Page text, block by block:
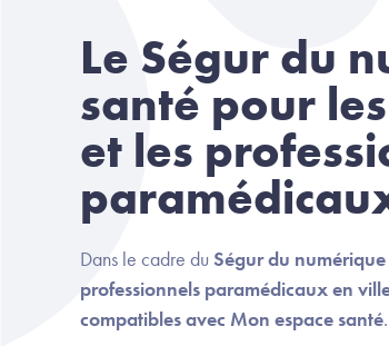
Le Ségur du
santé pour
et les
Dans le cadre duSégur du
professionnels paramédicaux en
compatibles avec Mon espace santé.